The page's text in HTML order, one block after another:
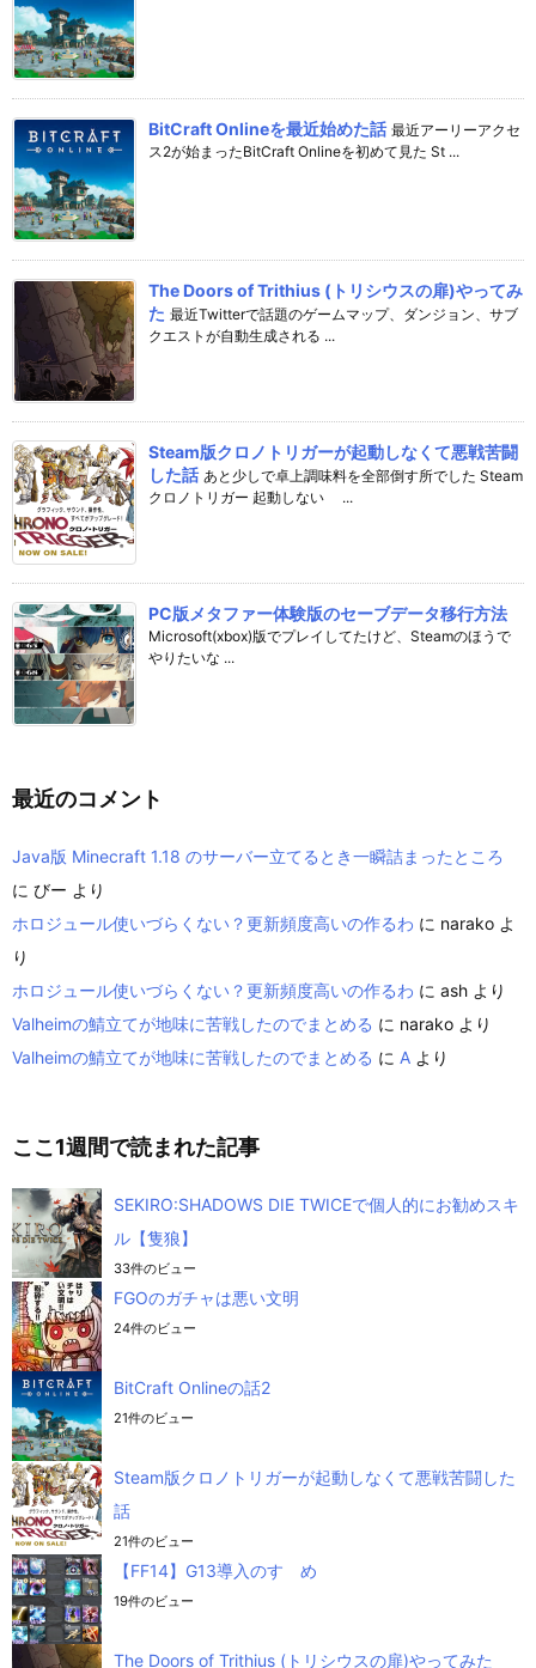
BitCraft Onlineを最近始めた話 最近アーリーアクセ
ス2が始まったBitCraft Onlineを初めて見た St ...
The Doors of Trithius (トリシウスの扉)やってみ
た 最近Twitterで話題のゲームマップ、ダンジョン、サブ
クエストが自動生成される ...
Steam版クロノトリガーが起動しなくて悪戦苦闘
した話 あと少しで卓上調味料を全部倒す所でした Steam
クロノトリガー 起動しない ...
PC版メタファー体験版のセーブデータ移行方法
Microsoft(xbox)版でプレイしてたけど、Steamのほうで
やりたいな ...
最近のコメント
Java版 Minecraft 1.18 のサーバー立てるとき一瞬詰まったところ
に びー より
ホロジュール使いづらくない？更新頻度高いの作るわ に narako よ
り
ホロジュール使いづらくない？更新頻度高いの作るわ に ash より
Valheimの鯖立てが地味に苦戦したのでまとめる に narako より
Valheimの鯖立てが地味に苦戦したのでまとめる に A より
ここ1週間で読まれた記事
SEKIRO:SHADOWS DIE TWICEで個人的にお勧めスキ
ル【隻狼】
33件のビュー
FGOのガチャは悪い文明
24件のビュー
BitCraft Onlineの話2
21件のビュー
Steam版クロノトリガーが起動しなくて悪戦苦闘した
話
21件のビュー
【FF14】G13導入のすゝめ
19件のビュー
The Doors of Trithius (トリシウスの扉)やってみた